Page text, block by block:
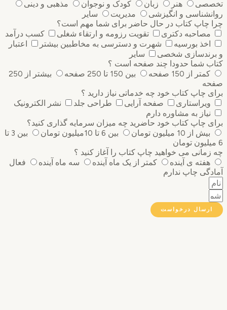
هنر زبان کودک و نوجوان
مذهبی و دینی
و انگیزشی
مدیریت
سایر
چاپ کتاب در حال حاضر برای شما مهم است؟
مصاحبه دکتری
تقویت رزومه و ارتقاء شغلی
کسب درآمد
اخذ بورسیه
شهرت و دسترسی به مخاطبین بیشتر
اعتبار
شخصی
سایر
شما حدودا چند صفحه است ؟
کمتر از 150 صفحه
بین 150 تا 250 صفحه
بیشتر از 250
چاپ کتاب خود چه خدماتی نیاز دارید ؟
ویراستاری
صفحه آرایی طراحی جلد
نشر الکترونیک
نیاز به مشاوره دارم
چاپ کتاب خود حاضرید چه میزان سرمایه گذاری ‌کنید؟
بیش از 10 میلیون تومان
بین 6 تا 10میلیون تومان
بین 3 تا
می خواهید چاپ کتاب را آغاز کنید ؟
هفته ی آینده
کمتر از یک ماه آینده سه ماه آینده
فعال
چاپ ندارم
درخواست